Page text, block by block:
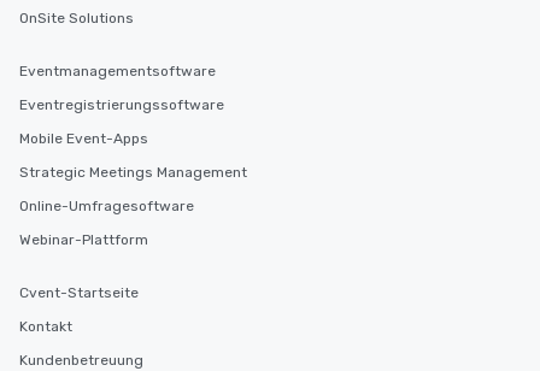
OnSite Solutions
Eventmanagementsoftware
Eventregistrierungssoftware
Mobile Event-Apps
Strategic Meetings Management
Online-Umfragesoftware
Webinar-Plattform
Cvent-Startseite
Kontakt
Kundenbetreuung